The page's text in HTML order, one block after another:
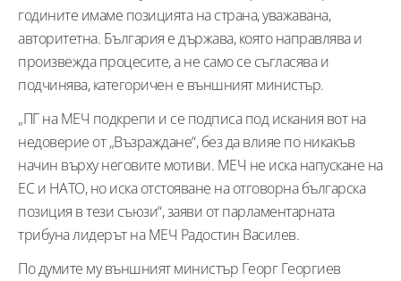
годините имаме позицията на страна, уважавана,
авторитетна. България е държава, която направлява и
произвежда процесите, а не само се съгласява и
подчинява, категоричен е външният министър.
„ПГ на МЕЧ подкрепи и се подписа под искания вот на
недоверие от „Възраждане“, без да влияе по никакъв
начин върху неговите мотиви. МЕЧ не иска напускане на
ЕС и НАТО, но иска отстояване на отговорна българска
позиция в тези съюзи“, заяви от парламентарната
трибуна лидерът на МЕЧ Радостин Василев.
По думите му външният министър Георг Георгиев